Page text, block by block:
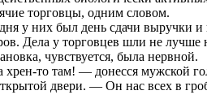
торговцы, одним словом.
у них был день сдачи выручки и
Дела у торговцев шли не лучше
чувствуется, была нервной.
то там! — донесся мужской
двери. — Он нас всех в